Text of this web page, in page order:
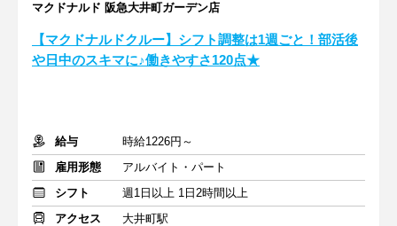
マクドナルド 阪急大井町ガーデン店
【マクドナルドクルー】シフト調整は1週ごと！部活後
や日中のスキマに♪働きやすさ120点★
給与
時給1226円～
雇用形態
アルバイト・パート
シフト
週1日以上 1日2時間以上
アクセス
大井町駅